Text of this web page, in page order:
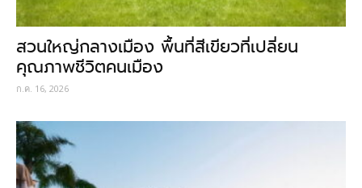
สวนใหญ่กลางเมือง พื้นที่สีเขียวที่เปลี่ยน
คุณภาพชีวิตคนเมือง
ก.ค. 16, 2026